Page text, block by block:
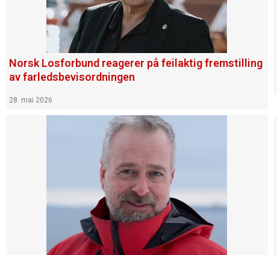
Norsk Losforbund reagerer på feilaktig fremstilling
av farledsbevisordningen
28. mai 2026